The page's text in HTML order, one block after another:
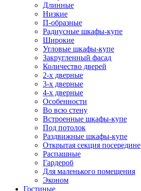
Длинные
Низкие
П-образные
Радиусные шкафы-купе
Широкие
Угловые шкафы-купе
Закругленный фасад
Количество дверей
2-х дверные
3-х дверные
4-х дверные
Особенности
Во всю стену
Встроенные шкафы-купе
Под потолок
Раздвижные шкафы-купе
Открытая секция посередине
Распашные
Гардероб
Для маленького помещения
Эконом
Гостиные